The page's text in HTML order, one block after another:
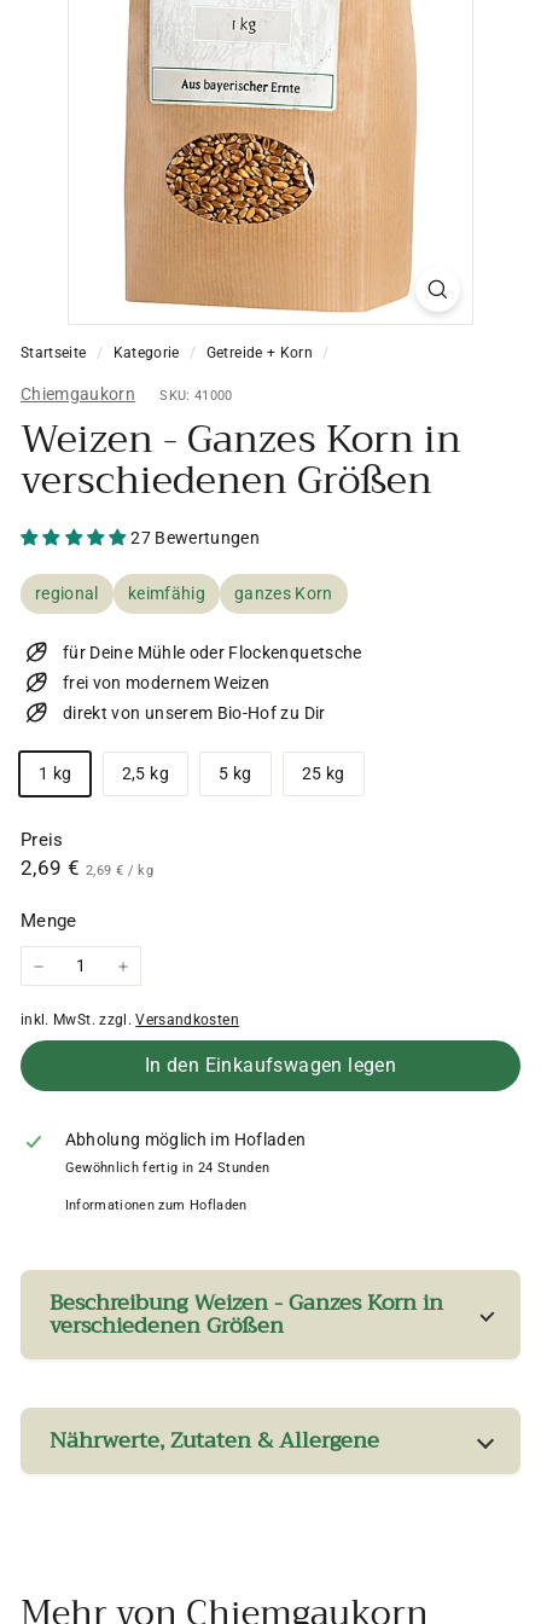
Startseite / Kategorie / Getreide + Korn /
Chiemgaukorn SKU: 41000
Weizen - Ganzes Korn in
verschiedenen Größen
27 Bewertungen
regional keimfähig ganzes Korn
für Deine Mühle oder Flockenquetsche
frei von modernem Weizen
direkt von unserem Bio-Hof zu Dir
Größe
1 kg 2,5 kg 5 kg 25 kg
Preis
Normaler
2,69 € 2,69
2,69 € 2,69
/ kg
Menge
inkl. MwSt. zzgl.Versandkosten
In den Einkaufswagen legen
Abholung möglich im Hofladen
Gewöhnlich fertig in 24 Stunden
Informationen zum Hofladen
Beschreibung Weizen - Ganzes Korn in
verschiedenen Größen
Nährwerte, Zutaten & Allergene